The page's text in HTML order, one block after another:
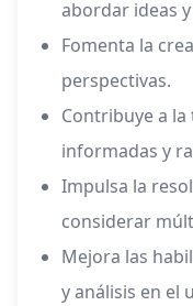
abordar ideas
Fomenta la
perspectivas.
Contribuye a
informadas y
Impulsa la
considerar
Mejora las
y análisis en el